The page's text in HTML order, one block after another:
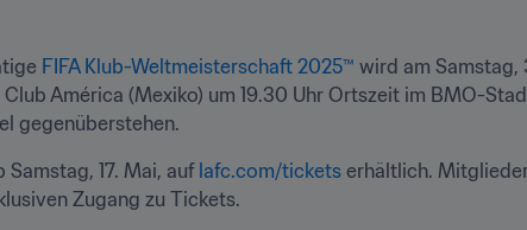
FIFA Klub-Weltmeisterschaft 2025™ wird am Samstag,
América (Mexiko) um 19.30 Uhr Ortszeit im BMO-
gegenüberstehen.
17. Mai, auf lafc.com/tickets erhältlich.
Zugang zu Tickets.